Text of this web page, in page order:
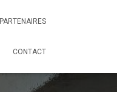
PARTENAIRES
CONTACT